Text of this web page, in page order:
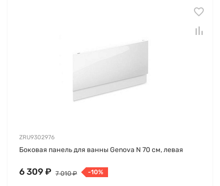
ZRU9302976
Боковая панель для ванны Genova N 70 см, левая
6 309 ₽ 7 010 ₽ -10%